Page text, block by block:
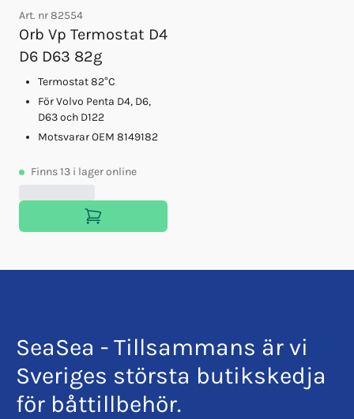
Art. nr82554
Orb Vp Termostat D4
D6 D63 82g
Termostat 82°C
För Volvo Penta D4, D6,
D63 och D122
Motsvarar OEM 8149182
Finns13 i lager online
SeaSea - Tillsammans är vi
Sveriges största butikskedja
för båttillbehör.